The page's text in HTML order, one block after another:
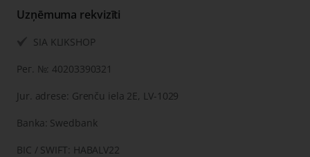
Uzņēmuma rekvizīti
SIA KLIKSHOP
Рег. №: 40203390321
Jur. adrese: Grenču iela 2E, LV-1029
Banka: Swedbank
BIC / SWIFT: HABALV22